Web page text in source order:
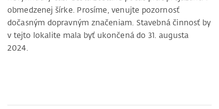
obmedzenej šírke. Prosíme, venujte pozornosť
dočasným dopravným značeniam. Stavebná činnosť by
v tejto lokalite mala byť ukončená do 31. augusta
2024.